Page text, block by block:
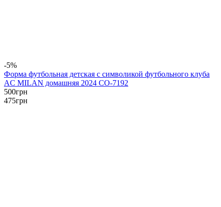
-5%
Форма футбольная детская с символикой футбольного клуба
AC MILAN домашняя 2024 CO-7192
500грн
475грн